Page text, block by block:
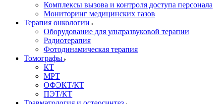
Комплексы вызова и контроля доступа персонала
Мониторинг медицинских газов
Терапия онкологии
Оборудование для ультразвуковой терапии
Радиотерапия
Фотодинамическая терапия
Томографы
КТ
МРТ
ОФЭКТ/КТ
ПЭТ/КТ